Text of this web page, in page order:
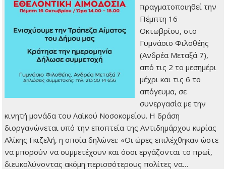
πραγματοποιηθεί την
Πέμπτη 16
Οκτωβρίου, στο
Γυμνάσιο Φιλοθέης
(Ανδρέα Μεταξά 7),
από τις 2 το μεσημέρι
μέχρι και τις 6 το
απόγευμα, σε
συνεργασία με την
κινητή μονάδα του Λαϊκού Νοσοκομείου. Η δράση
διοργανώνεται υπό την εποπτεία της Αντιδημάρχου κυρίας
Αλίκης Γκιζελή, η οποία δηλώνει: «Οι ώρες επιλέχθηκαν ώστε
να μπορούν να συμμετέχουν και όσοι εργάζονται το πρωί,
διευκολύνοντας ακόμη περισσότερους πολίτες να…